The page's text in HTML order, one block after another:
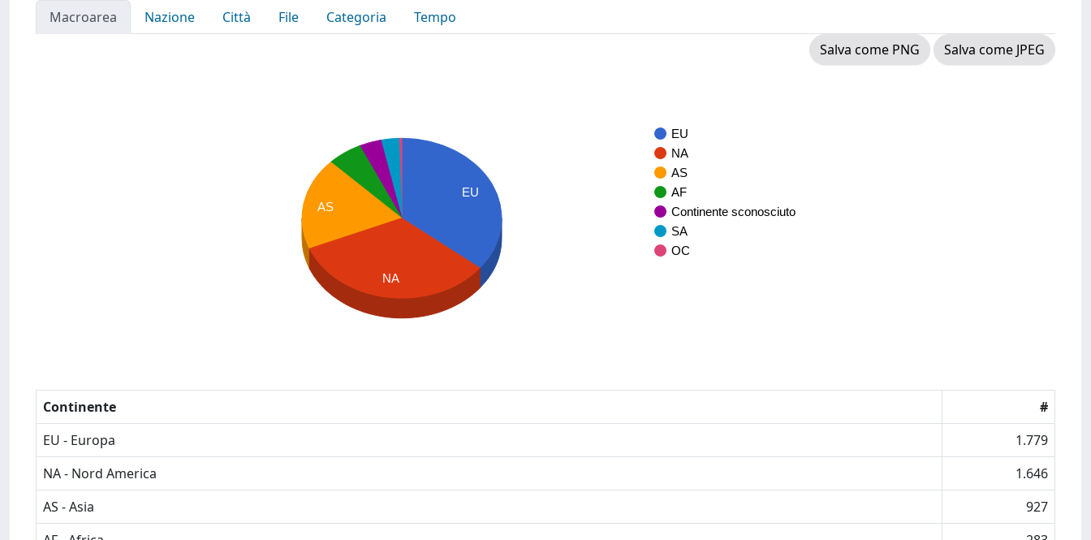
Macroarea Nazione Città File Categoria
Tempo
Salva come PNG
Salva come JPEG
EU
NA
AS
AF
Continente sconosciuto
SA
OC
EU
AS
NA
Continente
#
EU - Europa
1.779
NA - Nord America
1.646
AS - Asia
927